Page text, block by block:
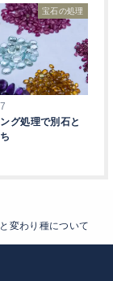
宝石の処理
グ処理で別石と
変わり種について